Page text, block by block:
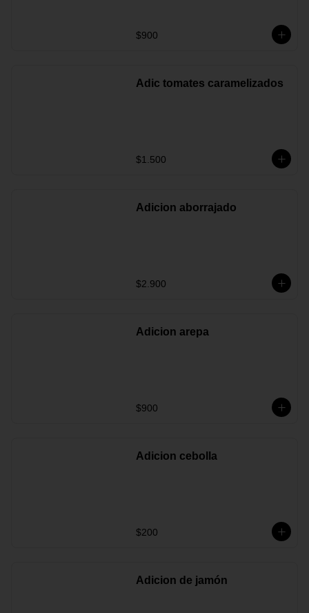
$900
Adic tomates caramelizados
$1.500
Adicion aborrajado
$2.900
Adicion arepa
$900
Adicion cebolla
$200
Adicion de jamón